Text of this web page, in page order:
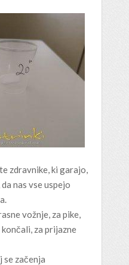
zdravnike, ki garajo,
nas vse uspejo
vožnje, za pike,
za prijazne
se začenja